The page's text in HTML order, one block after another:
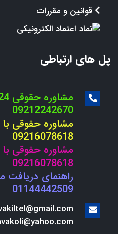
قوانین و مقررات
پل های ارتباطی
مشاوره حقوقی 24 ساعته:
09212242670
مشاوره حقوقی
09216078618
مشاوره حقوقی
09216078618
راهنمای دریافت
01144442509